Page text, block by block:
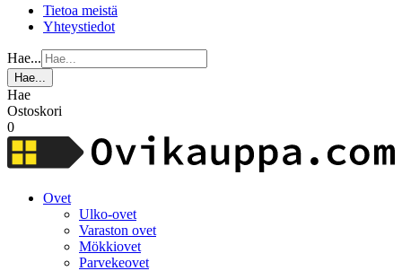
Tietoa meistä
Yhteystiedot
Hae...
Hae...
Hae
Ostoskori
0
Ovet
Ulko-ovet
Varaston ovet
Mökkiovet
Parvekeovet